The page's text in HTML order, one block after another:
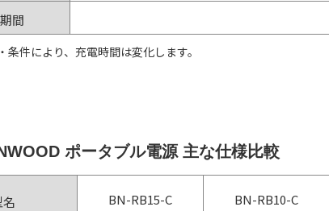
間
条件により、充電時間は変化します。
ポータブル電源 主な仕様比較
名 BN-RB15-C BN-RB10-C